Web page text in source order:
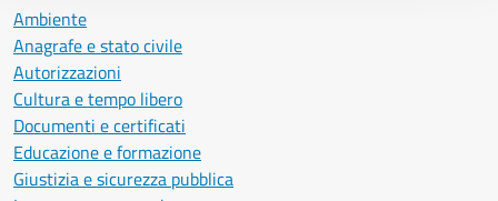
Ambiente
Anagrafe e stato civile
Autorizzazioni
Cultura e tempo libero
Documenti e certificati
Educazione e formazione
Giustizia e sicurezza pubblica